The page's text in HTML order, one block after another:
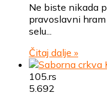
Ne biste nikada
pravoslavni
selu...
Čitaj dalje »
105.rs
5.692